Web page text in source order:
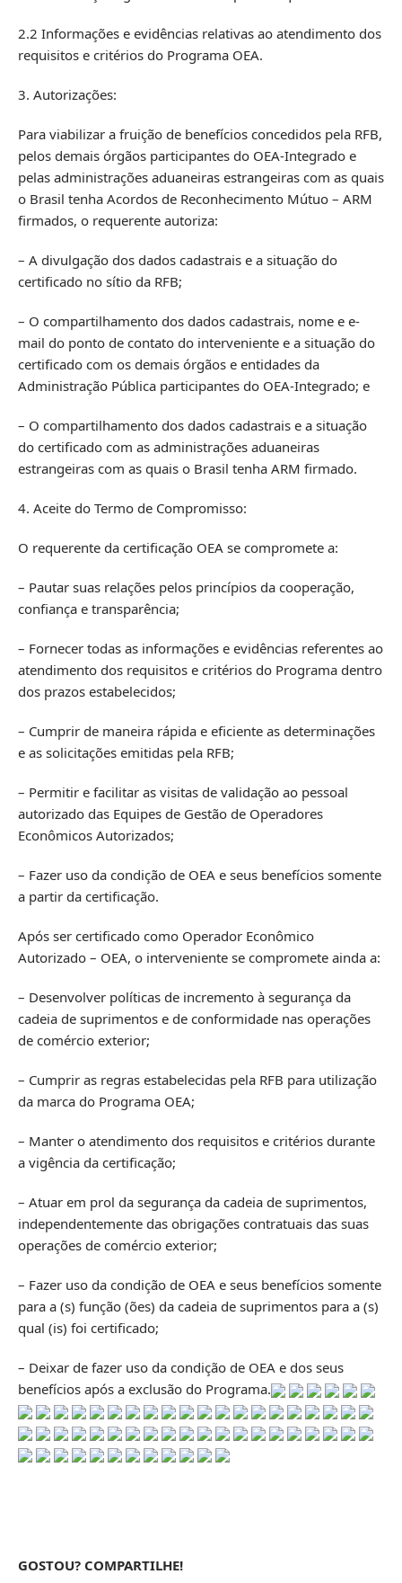
2.2 Informações e evidências relativas ao atendimento dos
requisitos e critérios do Programa OEA.
3. Autorizações:
Para viabilizar a fruição de benefícios concedidos pela RFB,
pelos demais órgãos participantes do OEA-Integrado e
pelas administrações aduaneiras estrangeiras com as quais
o Brasil tenha Acordos de Reconhecimento Mútuo – ARM
firmados, o requerente autoriza:
– A divulgação dos dados cadastrais e a situação do
certificado no sítio da RFB;
– O compartilhamento dos dados cadastrais, nome e e-
mail do ponto de contato do interveniente e a situação do
certificado com os demais órgãos e entidades da
Administração Pública participantes do OEA-Integrado; e
– O compartilhamento dos dados cadastrais e a situação
do certificado com as administrações aduaneiras
estrangeiras com as quais o Brasil tenha ARM firmado.
4. Aceite do Termo de Compromisso:
O requerente da certificação OEA se compromete a:
– Pautar suas relações pelos princípios da cooperação,
confiança e transparência;
– Fornecer todas as informações e evidências referentes ao
atendimento dos requisitos e critérios do Programa dentro
dos prazos estabelecidos;
– Cumprir de maneira rápida e eficiente as determinações
e as solicitações emitidas pela RFB;
– Permitir e facilitar as visitas de validação ao pessoal
autorizado das Equipes de Gestão de Operadores
Econômicos Autorizados;
– Fazer uso da condição de OEA e seus benefícios somente
a partir da certificação.
Após ser certificado como Operador Econômico
Autorizado – OEA, o interveniente se compromete ainda a:
– Desenvolver políticas de incremento à segurança da
cadeia de suprimentos e de conformidade nas operações
de comércio exterior;
– Cumprir as regras estabelecidas pela RFB para utilização
da marca do Programa OEA;
– Manter o atendimento dos requisitos e critérios durante
a vigência da certificação;
– Atuar em prol da segurança da cadeia de suprimentos,
independentemente das obrigações contratuais das suas
operações de comércio exterior;
– Fazer uso da condição de OEA e seus benefícios somente
para a (s) função (ões) da cadeia de suprimentos para a (s)
qual (is) foi certificado;
– Deixar de fazer uso da condição de OEA e dos seus
benefícios após a exclusão do Programa.
GOSTOU? COMPARTILHE!